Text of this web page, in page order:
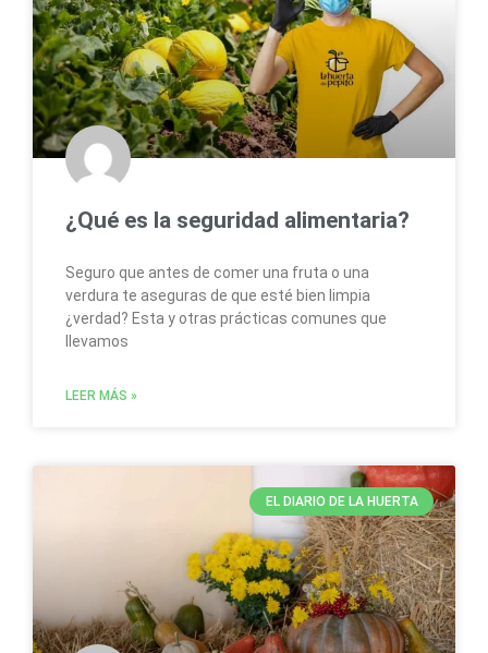
¿Qué es la seguridad alimentaria?
Seguro que antes de comer una fruta o una
verdura te aseguras de que esté bien limpia
¿verdad? Esta y otras prácticas comunes que
llevamos
LEER MÁS »
EL DIARIO DE LA HUERTA